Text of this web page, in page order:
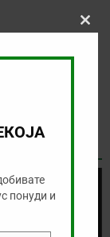
а ние ќе го
Close
понуди и